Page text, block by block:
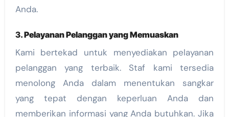
Anda.
3.Pelayanan Pelanggan yang Memuaskan
Kami bertekad untuk menyediakan pelayanan
pelanggan yang terbaik. Staf kami tersedia
menolong Anda dalam menentukan sangkar
yang tepat dengan keperluan Anda dan
memberikan informasi yang Anda butuhkan. Jika